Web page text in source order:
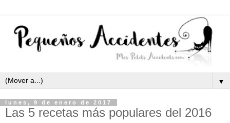
▼
lunes, 9 de enero de 2017
Las 5 recetas más populares del 2016